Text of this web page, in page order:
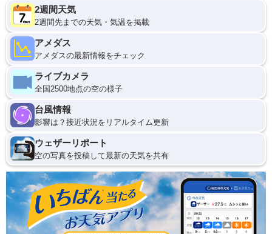
2週間天気
2週間先までの天気・気温を掲載
アメダス
アメダスの最新情報をチェック
ライブカメラ
全国2500地点の空の様子
台風情報
影響は？接近状況をリアルタイム更新
ウェザーリポート
空の写真を投稿して最新の天気を共有